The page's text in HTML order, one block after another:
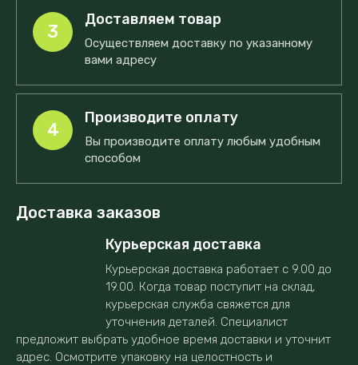
3
Доставляем товар
Осуществляем доставку по указанному
вами адресу
4
Производите оплату
Вы производите оплату любым удобным
способом
Доставка заказов
Курьерская доставка
Курьерская доставка работает с 9.00 до
19.00. Когда товар поступит на склад,
курьерская служба свяжется для
уточнения деталей. Специалист
предложит выбрать удобное время доставки и уточнит
адрес. Осмотрите упаковку на целостность и